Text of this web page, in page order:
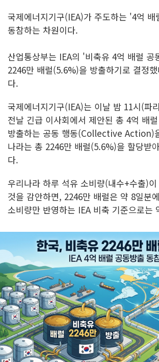
국제에너지기구(IEA)가 주도하는 '4억 배
동참하는 차원이다.
산업통상부는 IEA의 '비축유 4억 배럴 공
2246만 배럴(5.6%)을 방출하기로 결정
다.
국제에너지기구(IEA)는 이날 밤 11시(파
전날 긴급 이사회에서 제안된 총 4억 배
방출하는 공동 행동(Collective Action)
나라는 총 2246만 배럴(5.6%)을 할당받
다.
우리나라 하루 석유 소비량(내수+수출)
것을 감안하면, 2246만 배럴은 약 8일분
소비량만 반영하는 IEA 비축 기준으로는